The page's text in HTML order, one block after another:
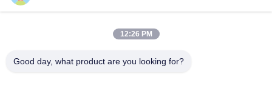
Σπίτι
Περίπου Εμείς
Μας Ελάτε Σε Επαφή Με
Ζητήστε Ένα Απόσπασμα
12:26 PM
Good day, what product are you looking for?